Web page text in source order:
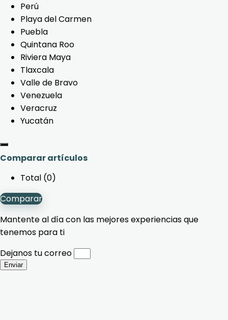
Perú
Playa del Carmen
Puebla
Quintana Roo
Riviera Maya
Tlaxcala
Valle de Bravo
Venezuela
Veracruz
Yucatán
Comparar artículos
Total (0)
Comparar
Mantente al día con las mejores experiencias que
tenemos para ti
Dejanos tu correo
Enviar